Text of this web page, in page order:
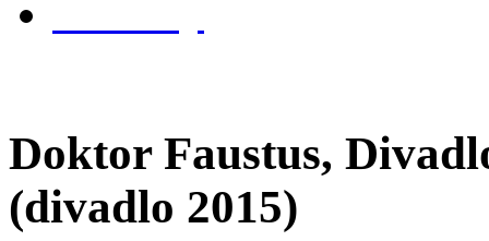
Doktor Faustus,
(divadlo 2015)